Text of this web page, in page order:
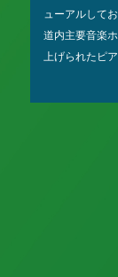
ューアルして
道内主要音楽
上げられたピ